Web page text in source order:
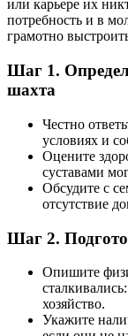
или карьере их
потребность и в
грамотно
Шаг 1.
шахта
Честно
условиях и
Оцените
суставами
Обсудите с
отсутствие
Шаг 2.
Опишите
хозяйство.
Укажите